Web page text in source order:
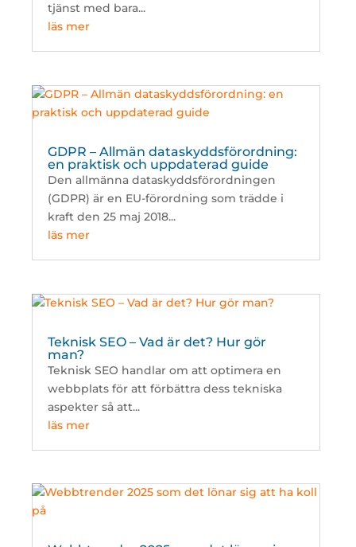
tjänst med bara...
läs mer
GDPR – Allmän dataskyddsförordning:
en praktisk och uppdaterad guide
Den allmänna dataskyddsförordningen
(GDPR) är en EU-förordning som trädde i
kraft den 25 maj 2018...
läs mer
Teknisk SEO – Vad är det? Hur gör
man?
Teknisk SEO handlar om att optimera en
webbplats för att förbättra dess tekniska
aspekter så att...
läs mer